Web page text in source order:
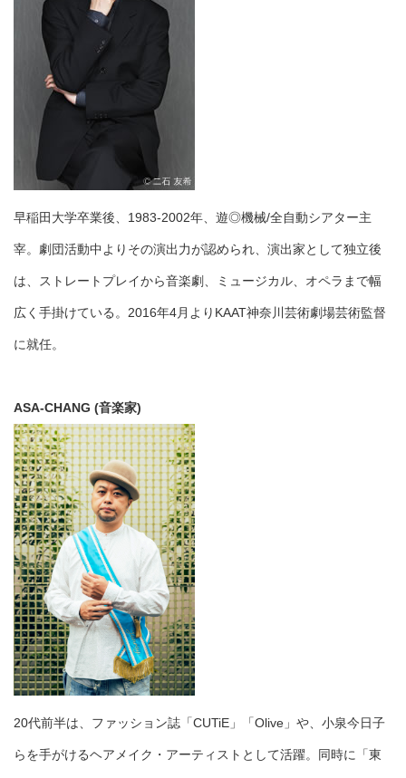
早稲田大学卒業後、1983-2002年、遊◎機械/全自動シアター主
宰。劇団活動中よりその演出力が認められ、演出家として独立後
は、ストレートプレイから音楽劇、ミュージカル、オペラまで幅
広く手掛けている。2016年4月よりKAAT神奈川芸術劇場芸術監督
に就任。
ASA-CHANG (音楽家)
20代前半は、ファッション誌「CUTiE」「Olive」や、小泉今日子
らを手がけるヘアメイク・アーティストとして活躍。同時に「東